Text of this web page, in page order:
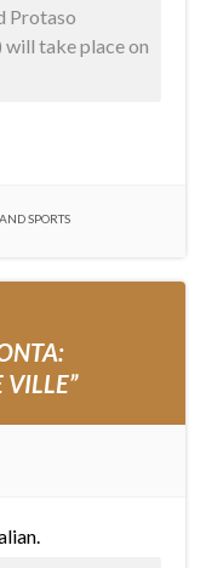
Protaso
take place on
SPORTS
VILLE”
.